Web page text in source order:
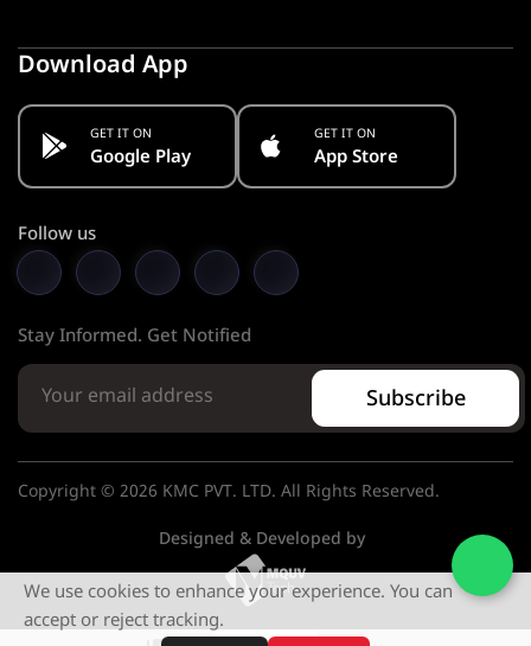
Download App
GET IT ON
Google Play
GET IT ON
App Store
Follow us
Stay Informed. Get Notified
Subscribe
Copyright © 2026 KMC PVT. LTD. All Rights Reserved.
Designed & Developed by
We use cookies to enhance your experience. You can
accept or reject tracking.